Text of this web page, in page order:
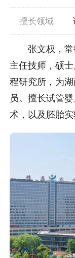
擅长领域
张文权，常
主任技师，硕
程研究所，为
员。擅长试管
术，以及胚胎实